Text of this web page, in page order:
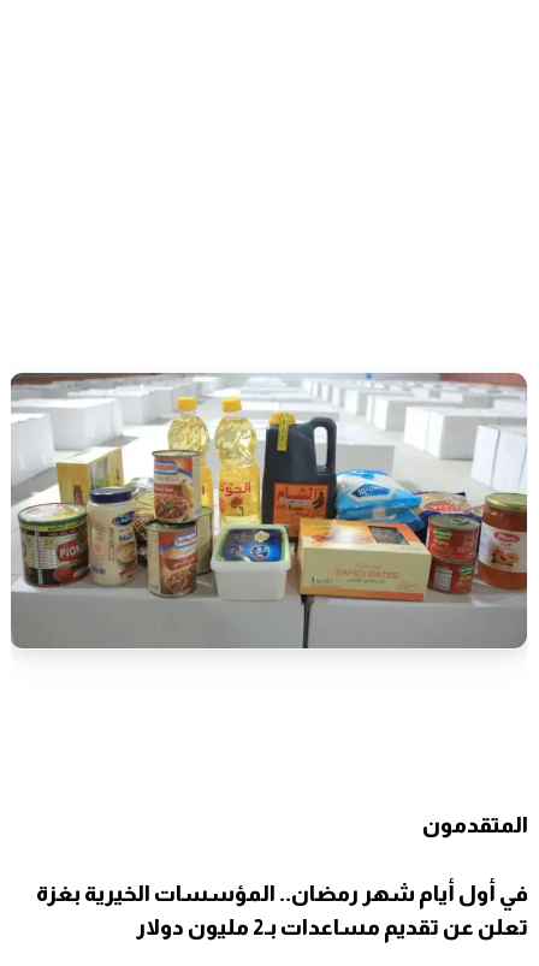
المتقدمون
في أول أيام شهر رمضان.. المؤسسات الخيرية بغزة
تعلن عن تقديم مساعدات بـ2 مليون دولار